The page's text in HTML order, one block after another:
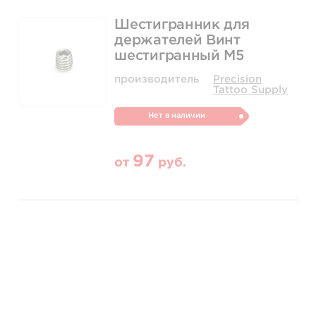
Шестигранник для
держателей Винт
шестигранный М5
производитель
Precision
Tattoo Supply
Нет в наличии
от 97 руб.